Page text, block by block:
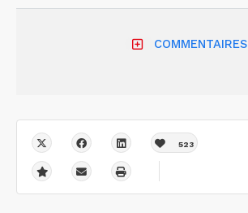
COMMENTAIRES
523